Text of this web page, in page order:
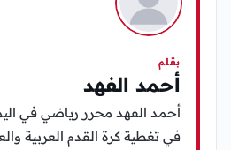
بقلم
أحمد الفهد
أحمد الفهد محرر رياضي في
في تغطية كرة القدم العربية